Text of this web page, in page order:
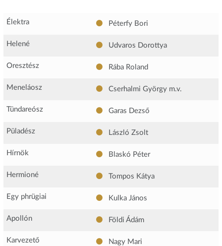
Élektra Péterfy Bori
Helené Udvaros Dorottya
Oresztész Rába Roland
Meneláosz Cserhalmi György m.v.
Tündareósz Garas Dezső
Püladész László Zsolt
Hírnök Blaskó Péter
Hermioné Tompos Kátya
Egy phrügiai Kulka János
Apollón Földi Ádám
Karvezető Nagy Mari